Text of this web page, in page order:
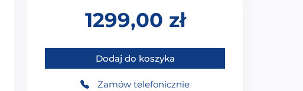
1299,00 zł
ilość WT-JS4195B Bateria wolnostojąca 2-funkcyjna
Dodaj do koszyka
Zamów telefonicznie